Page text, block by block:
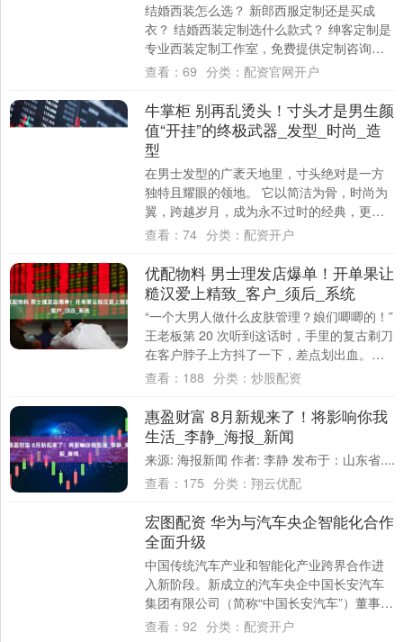
结婚西装怎么选？ 新郎西服定制还是买成
衣？ 结婚西装定制选什么款式？ 绅客定制是
专业西装定制工作室，免费提供定制咨询和
方案建议，肇庆、佛山、广州定制西装上门
查看： 69 分类： 配资官网开户
牛掌柜 别再乱烫头！寸头才是男生颜
值“开挂”的终极武器_发型_时尚_造
型
在男士发型的广袤天地里，寸头绝对是一方
独特且耀眼的领地。 它以简洁为骨，时尚为
翼，跨越岁月，成为永不过时的经典，更是
彰显男性魅力的绝佳选择。 一、寸头的起源
查看： 74 分类： 配资开户
优配物料 男士理发店爆单！开单果让
糙汉爱上精致_客户_须后_系统
“一个大男人做什么皮肤管理？娘们唧唧的！”
王老板第 20 次听到这话时，手里的复古剃刀
在客户脖子上方抖了一下，差点划出血。他
的 Barbershop 主打男士....
查看： 188 分类： 炒股配资
惠盈财富 8月新规来了！将影响你我
生活_李静_海报_新闻
来源: 海报新闻 作者: 李静 发布于：山东省....
查看： 175 分类： 翔云优配
宏图配资 华为与汽车央企智能化合作
全面升级
中国传统汽车产业和智能化产业跨界合作进
入新阶段。新成立的汽车央企中国长安汽车
集团有限公司（简称“中国长安汽车”）董事长
朱华荣日前专程前往深圳华为总部拜访了华
查看： 92 分类： 配资开户